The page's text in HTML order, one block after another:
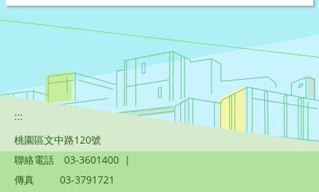
:::
桃園區文中路120號
聯絡電話
03-3601400 |
傳真
03-3791721